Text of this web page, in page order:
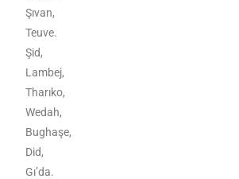
Şıvan,
Teuve.
Şid,
Lambej,
Tharıko,
Wedah,
Bughaşe,
Did,
Gı’da.